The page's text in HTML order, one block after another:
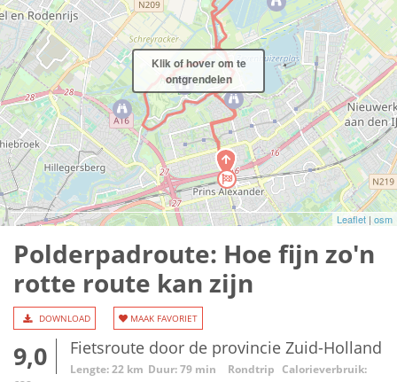
Leaflet | osm
Klik of hover om te
ontgrendelen
Polderpadroute: Hoe fijn zo'n
rotte route kan zijn
DOWNLOAD MAAK FAVORIET
9,0 Fietsroute door de provincie Zuid-Holland
Lengte: 22 km Duur: 79 min Rondtrip Calorieverbruik: